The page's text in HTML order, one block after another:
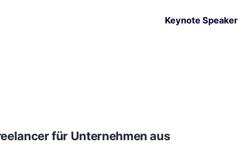
Keynote Speaker
für Unternehmen aus